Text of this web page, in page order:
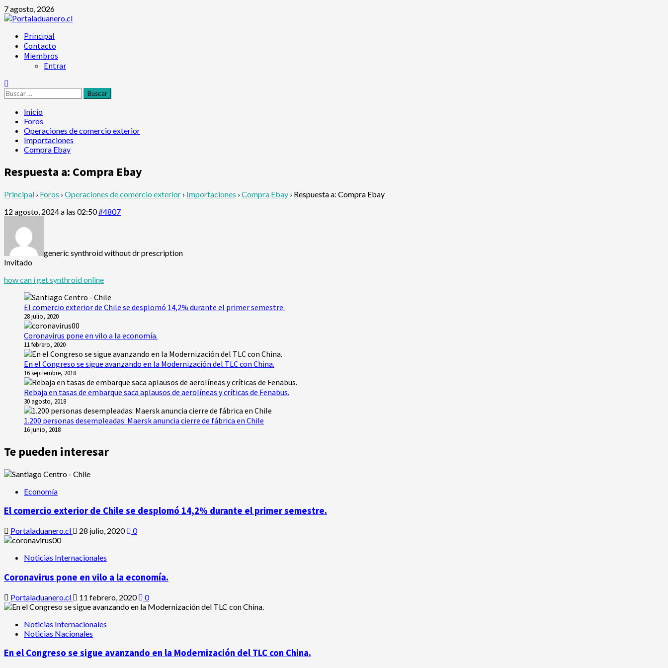
Saltar
al
7 agosto, 2026
Menú
principal
Principal
Contacto
Miembros
Entrar
Buscar:
Inicio
Foros
Operaciones de comercio exterior
Importaciones
Compra Ebay
Respuesta a: Compra Ebay
Principal › Foros › Operaciones de comercio exterior › Importaciones › Compra Ebay › Respuesta a: Compra Ebay
12 agosto, 2024 a las 02:50#4807
generic synthroid without dr prescription
Invitado
how can i get synthroid online
El comercio exterior de Chile se desplomó 14,2% durante el primer semestre.
28 julio, 2020
Coronavirus pone en vilo a la economía.
11 febrero, 2020
En el Congreso se sigue avanzando en la Modernización del TLC con China.
16 septiembre, 2018
Rebaja en tasas de embarque saca aplausos de aerolíneas y críticas de Fenabus.
30 agosto, 2018
1.200 personas desempleadas: Maersk anuncia cierre de fábrica en Chile
16 junio, 2018
Te pueden interesar
Economía
El comercio exterior de Chile se desplomó 14,2% durante el primer semestre.
Portaladuanero.cl 28 julio, 2020 0
Noticias Internacionales
Coronavirus pone en vilo a la economía.
Portaladuanero.cl 11 febrero, 2020 0
Noticias Internacionales
Noticias Nacionales
En el Congreso se sigue avanzando en la Modernización del TLC con China.